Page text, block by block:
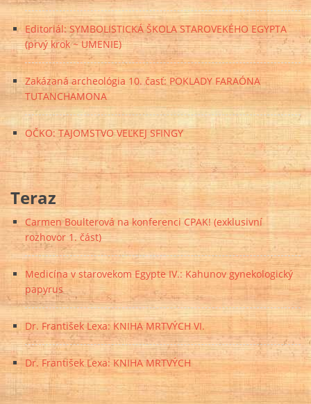
Editoriál: SYMBOLISTICKÁ ŠKOLA STAROVEKÉHO EGYPTA
(prvý krok ~ UMENIE)
Zakázaná archeológia 10. časť: POKLADY FARAÓNA
TUTANCHAMONA
OČKO: TAJOMSTVO VEĽKEJ SFINGY
Teraz
Carmen Boulterová na konferenci CPAK! (exklusivní
rozhovor 1. část)
Medicína v starovekom Egypte IV.: Kahunov gynekologický
papyrus
Dr. František Lexa: KNIHA MRTVÝCH VI.
Dr. František Lexa: KNIHA MRTVÝCH